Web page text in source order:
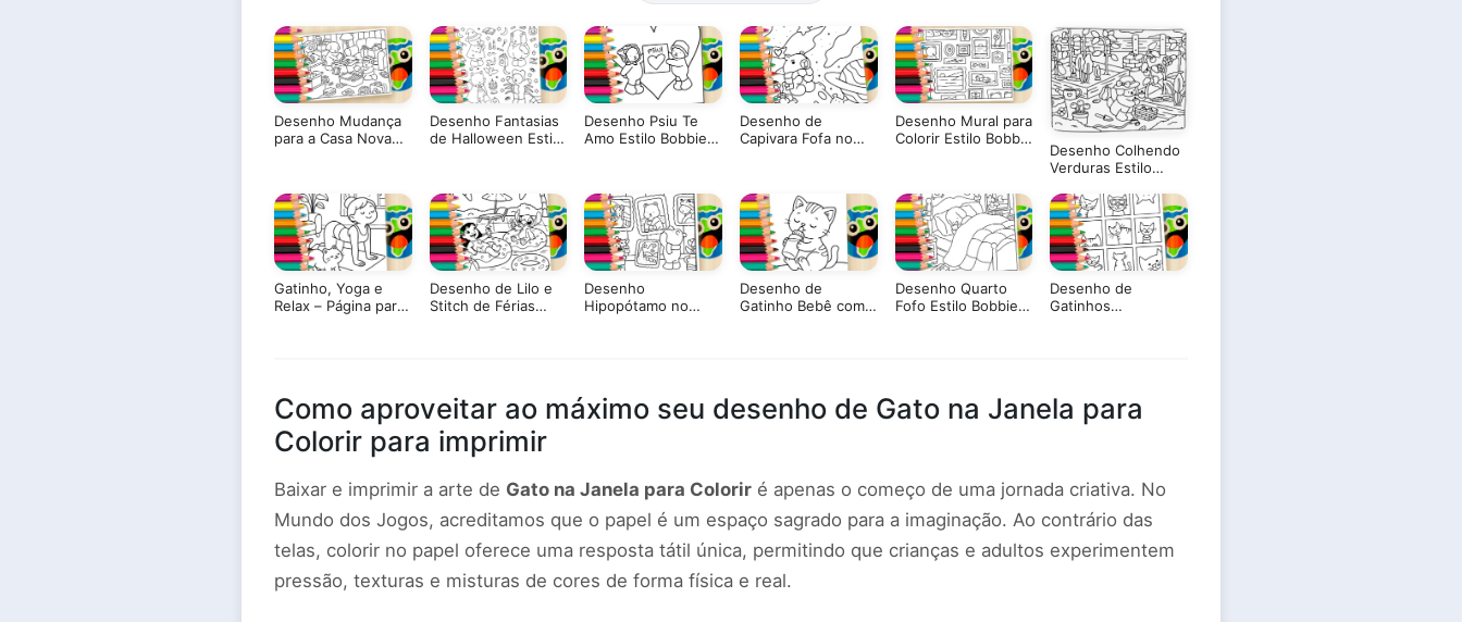
Desenho Mudança
para a Casa Nova
Desenho Fantasias
de Halloween Estilo
Desenho Psiu Te
Amo Estilo Bobbie
Desenho de
Capivara Fofa no
Imprima em Alta
Qualidade
Desenho Mural para
Colorir Estilo Bobbie
Desenho Colhendo
Verduras Estilo
Colorir
Gatinho, Yoga e
Relax – Página para
Desenho de Lilo e
Stitch de Férias
Desenho
Hipopótamo no
Desenho de
Gatinho Bebê com
Desenho Quarto
Fofo Estilo Bobbie
Desenho de
Gatinhos
Como aproveitar ao máximo seu desenho de Gato na Janela para
Colorir para imprimir
Baixar e imprimir a arte de Gato na Janela para Colorir é apenas o começo de uma jornada criativa. No
Mundo dos Jogos, acreditamos que o papel é um espaço sagrado para a imaginação. Ao contrário das
telas, colorir no papel oferece uma resposta tátil única, permitindo que crianças e adultos experimentem
pressão, texturas e misturas de cores de forma física e real.